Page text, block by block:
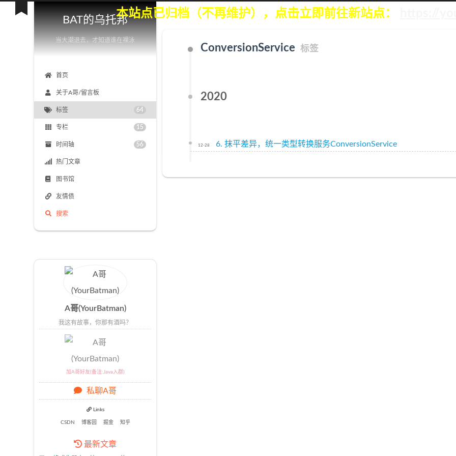
BAT的乌托邦
当大潮退去，才知道谁在裸泳
首页
关于A哥/留言板
标签 64
专栏 15
时间轴 56
热门文章
图书馆
友情债
搜索
本站点已归档（不再维护），点击立即前往新站点：
ConversionService 标签
2020
12-28 6. 抹平差异，统一类型转换服务ConversionService
A哥(YourBatman)
我这有故事，你那有酒吗？
加A哥好友(备注:Java入群)
私聊A哥
Links
CSDN 博客园 掘金 知乎
最新文章